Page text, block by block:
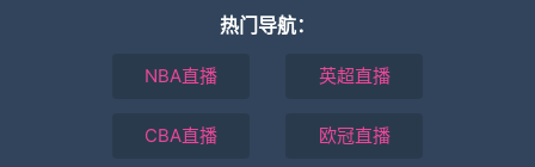
热门导航：
NBA直播 英超直播
CBA直播 欧冠直播